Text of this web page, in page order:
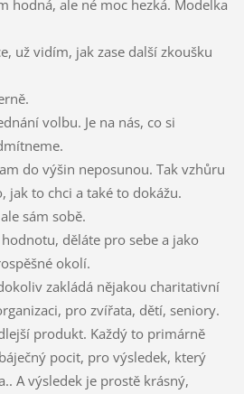
hodná, ale né moc hezká. Modelka
už vidím, jak zase další zkoušku
volbu. Je na nás, co si
do výšin neposunou. Tak vzhůru
jak to chci a také to dokážu.
sám sobě.
děláte pro sebe a jako
okolí.
zakládá nějakou charitativní
pro zvířata, dětí, seniory.
produkt. Každý to primárně
pocit, pro výsledek, který
A výsledek je prostě krásný,